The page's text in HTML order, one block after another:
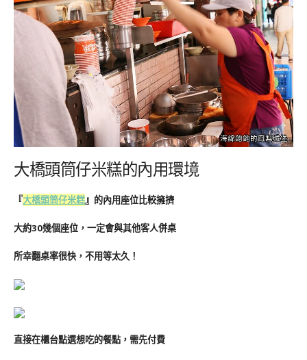
大橋頭筒仔米糕的內用環境
『大橋頭筒仔米糕』的內用座位比較擁擠
大約30幾個座位，一定會與其他客人併桌
所幸翻桌率很快，不用等太久！
直接在櫃台點選想吃的餐點，需先付費